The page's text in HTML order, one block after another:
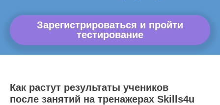
Зарегистрироваться и пройти
тестирование
Как растут результаты учеников
после занятий на тренажерах Skills4u